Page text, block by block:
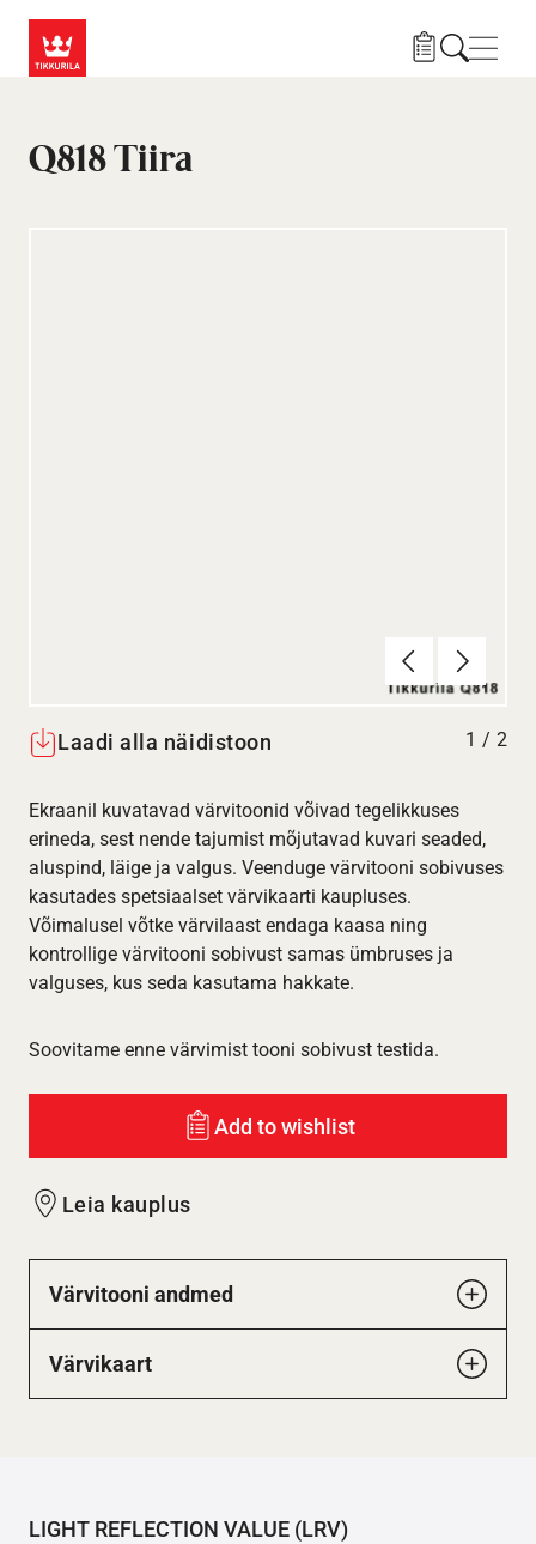
Q818 Tiira
Eelmine
Laadi alla näidistoon 1 / 2
Ekraanil kuvatavad värvitoonid võivad tegelikkuses
erineda, sest nende tajumist mõjutavad kuvari seaded,
aluspind, läige ja valgus. Veenduge värvitooni sobivuses
kasutades spetsiaalset värvikaarti kaupluses.
Võimalusel võtke värvilaast endaga kaasa ning
kontrollige värvitooni sobivust samas ümbruses ja
valguses, kus seda kasutama hakkate.
Soovitame enne värvimist tooni sobivust testida.
Add to wishlist
Leia kauplus
Värvitooni andmed
Värvikaart
LIGHT REFLECTION VALUE (LRV)